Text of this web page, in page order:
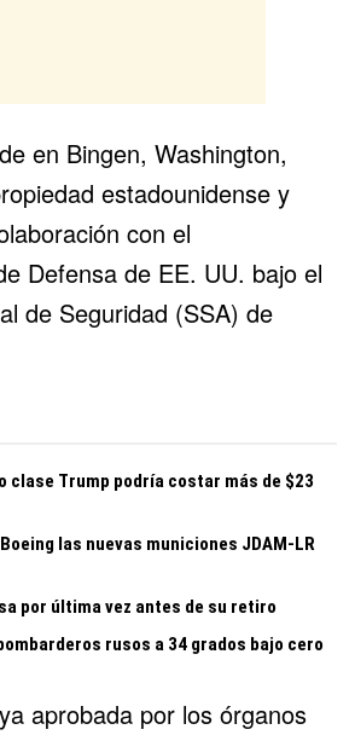
en Bingen, Washington,
estadounidense y
con el
Defensa de EE. UU. bajo el
de Seguridad (SSA) de
clase Trump podría costar más de $23
las nuevas municiones JDAM-LR
por última vez antes de su retiro
rusos a 34 grados bajo cero
aprobada por los órganos